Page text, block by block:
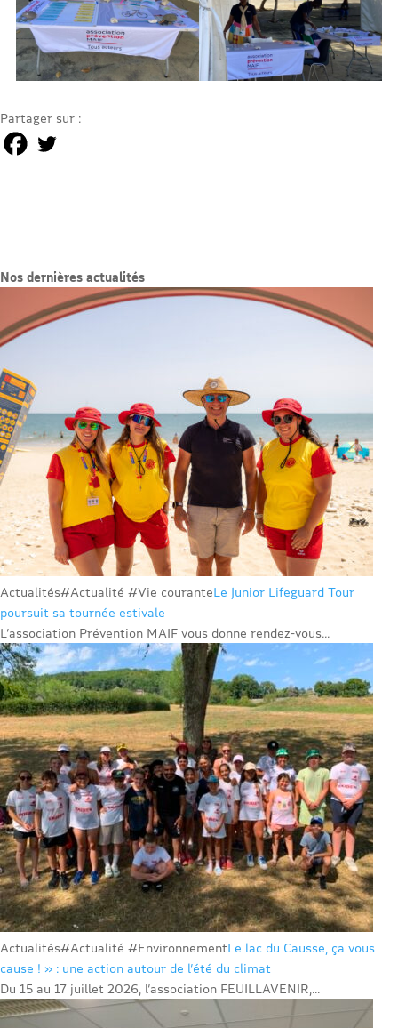
Partager sur :
Nos dernières actualités
Actualités#Actualité #Vie couranteLe Junior Lifeguard Tour
poursuit sa tournée estivale
L’association Prévention MAIF vous donne rendez-vous...
Actualités#Actualité #EnvironnementLe lac du Causse, ça vous
cause ! » : une action autour de l’été du climat
Du 15 au 17 juillet 2026, l’association FEUILLAVENIR,...